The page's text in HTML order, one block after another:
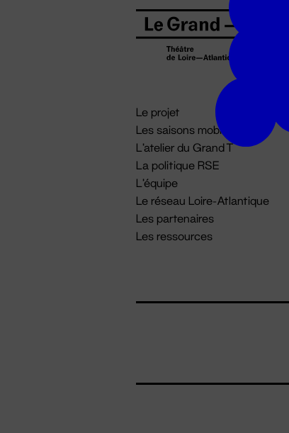
Le projet
Les saisons mobiles
L'atelier du Grand T
La politique RSE
L'équipe
Le réseau Loire-Atlantique
Les partenaires
Les ressources